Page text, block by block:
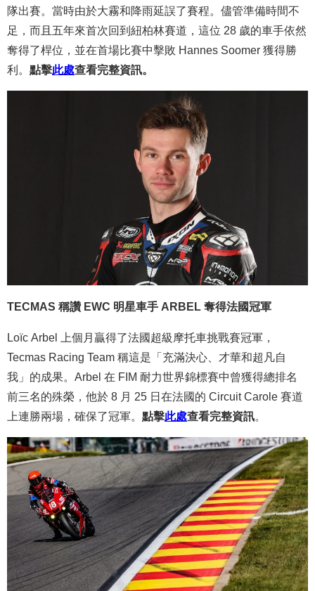
隊出賽。當時由於大霧和降雨延誤了賽程。儘管準備時間不
足，而且五年來首次回到紐柏林賽道，這位 28 歲的車手依然
奪得了桿位，並在首場比賽中擊敗 Hannes Soomer 獲得勝
利。 點擊此處查看完整資訊。
TECMAS 稱讚 EWC 明星車手 ARBEL 奪得法國冠軍
Loïc Arbel 上個月贏得了法國超級摩托車挑戰賽冠軍，
Tecmas Racing Team 稱這是「充滿決心、才華和超凡自
我」的成果。Arbel 在 FIM 耐力世界錦標賽中曾獲得總排名
前三名的殊榮，他於 8 月 25 日在法國的 Circuit Carole 賽道
上連勝兩場，確保了冠軍。 點擊此處查看完整資訊